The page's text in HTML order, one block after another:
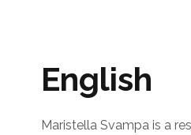
English
Maristella Svampa is a